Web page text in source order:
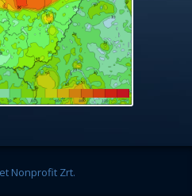
Nonprofit Zrt.